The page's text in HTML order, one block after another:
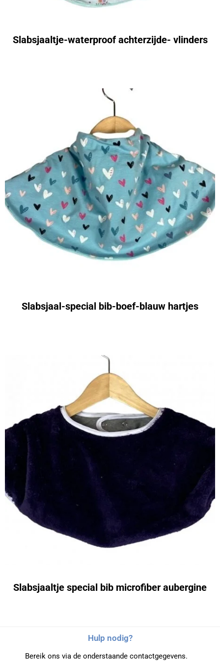
Slabsjaaltje-waterproof achterzijde- vlinders
Slabsjaal-special bib-boef-blauw hartjes
Slabsjaaltje special bib microfiber aubergine
Hulp nodig?
Bereik ons via de onderstaande contactgegevens.